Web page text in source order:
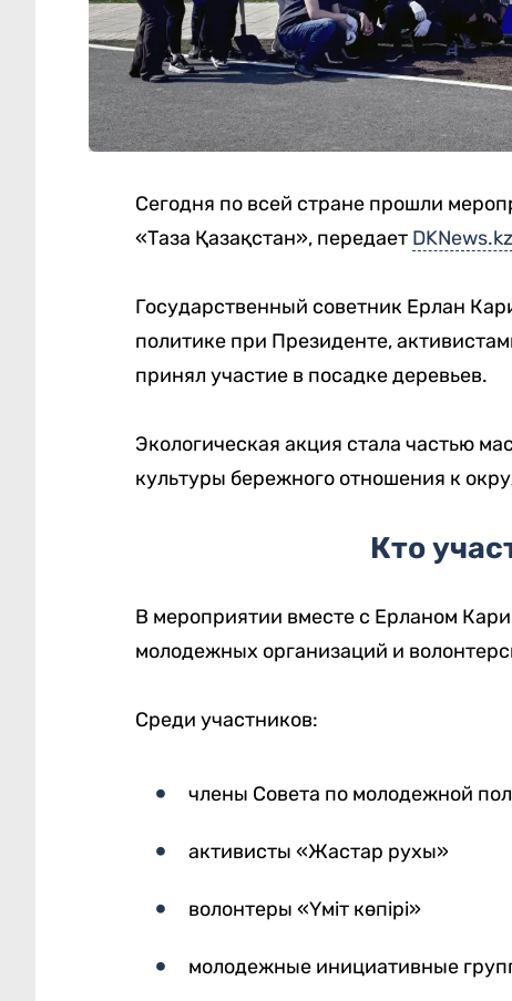
Сегодня по всей стране прошли
«Таза Қазақстан», передает DKNews.kz
Государственный советник Ерлан
политике при Президенте,
принял участие в посадке деревьев.
Экологическая акция стала частью
культуры бережного отношения к
Кто
В мероприятии вместе с Ерланом
молодежных организаций и
Среди участников:
члены Совета по молодежной
активисты «Жастар рухы»
волонтеры «Үміт көпірі»
молодежные инициативные